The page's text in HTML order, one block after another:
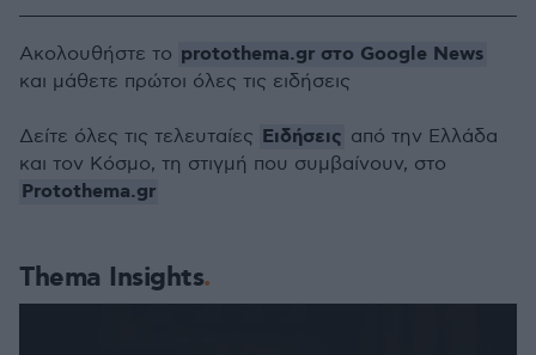
Thema Insights
Ακολουθήστε το protothema.gr στο Google News
και μάθετε πρώτοι όλες τις ειδήσεις
Δείτε όλες τις τελευταίες Ειδήσεις από την Ελλάδα
και τον Κόσμο, τη στιγμή που συμβαίνουν, στο
Protothema.gr